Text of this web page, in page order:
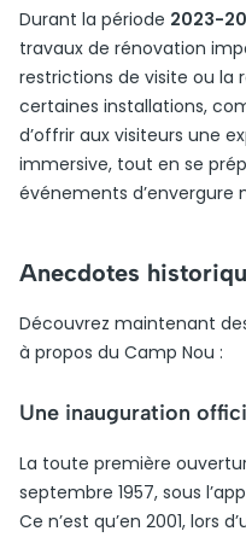
Durant la période 2023-
travaux de rénovation
restrictions de visite ou la
certaines installations,
d’offrir aux visiteurs une
immersive, tout en se
événements d’envergure
Anecdotes
Découvrez maintenant
à propos du Camp Nou :
Une inauguration
La toute première
septembre 1957, sous
Ce n’est qu’en 2001, lors